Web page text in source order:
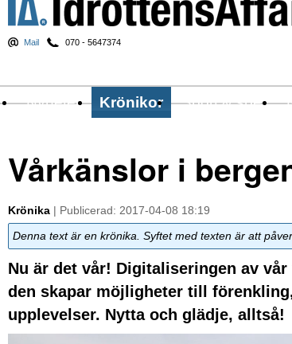
Mail 070 - 5647374
Nyheter Krönikor Sport & spel
Vårkänslor i
Krönika | Publicerad: 2017-04-08 18:19
Denna text är en krönika. Syftet med texten är att
Nu är det vår! Digitaliseringen av
den skapar möjligheter till
upplevelser. Nytta och glädje, alltså!